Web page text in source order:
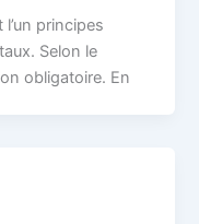
principes
Selon le
obligatoire. En